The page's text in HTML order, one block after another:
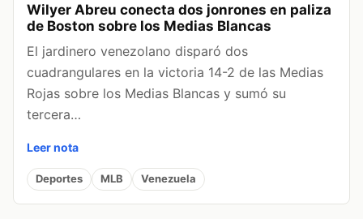
Wilyer Abreu conecta dos jonrones en paliza
de Boston sobre los Medias Blancas
El jardinero venezolano disparó dos
cuadrangulares en la victoria 14-2 de las Medias
Rojas sobre los Medias Blancas y sumó su
tercera…
Leer nota
Deportes MLB Venezuela